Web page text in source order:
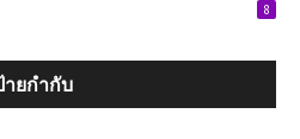
8
ายกำกับ